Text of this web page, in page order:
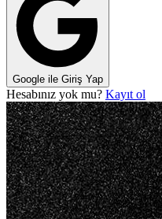
Google ile Giriş Yap
Hesabınız yok mu? Kayıt ol